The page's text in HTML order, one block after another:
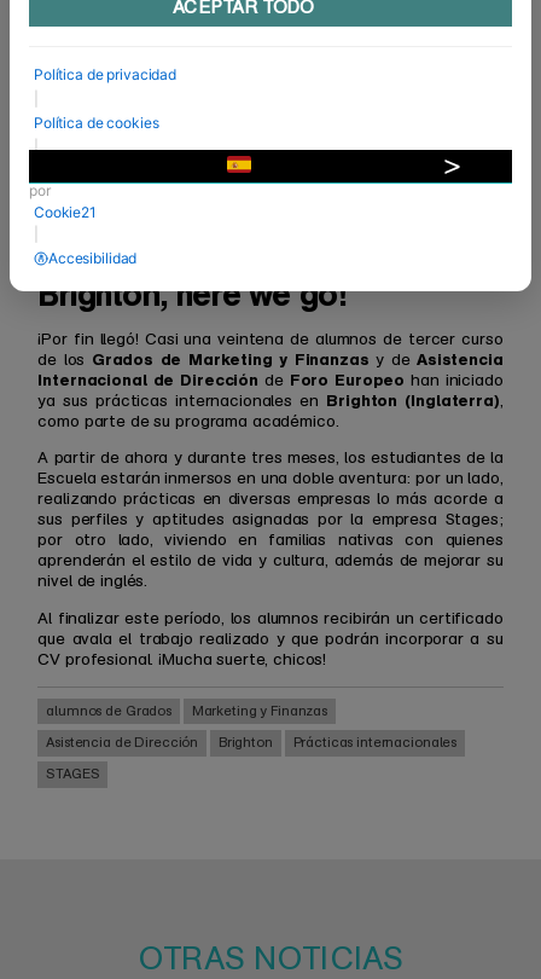
06 Abr 2016 - Internacional
Brighton, here we go!
¡Por fin llegó! Casi una veintena de alumnos de tercer curso
de los Grados de Marketing y Finanzas y de Asistencia
Internacional de Dirección de Foro Europeo han iniciado
ya sus prácticas internacionales en Brighton (Inglaterra)
como parte de su programa académico.
A partir de ahora y durante tres meses, los estudiantes de la
Escuela estarán inmersos en una doble aventura: por un lado,
realizando prácticas en diversas empresas lo más acorde a
sus perfiles y aptitudes asignadas por la empresa Stages;
por otro lado, viviendo en familias nativas con quienes
aprenderán el estilo de vida y cultura, además de mejorar su
nivel de inglés.
Al finalizar este período, los alumnos recibirán un certificado
que avala el trabajo realizado y que podrán incorporar a su
CV profesional. ¡Mucha suerte, chicos!
alumnos de Grados
Marketing y Finanzas
Asistencia de Dirección
Brighton
Prácticas internacionales
STAGES
OTRAS NOTICIAS
ACEPTAR TODO
Política de privacidad
Política de cookies
|
por
Cookie21
Accesibilidad